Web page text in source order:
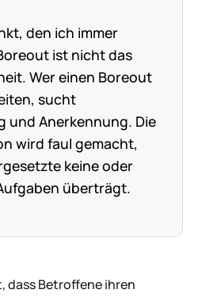
den ich immer
ist nicht das
Wer einen Boreout
sucht
und Anerkennung. Die
wird faul gemacht,
keine oder
überträgt.
dass Betroffene ihren